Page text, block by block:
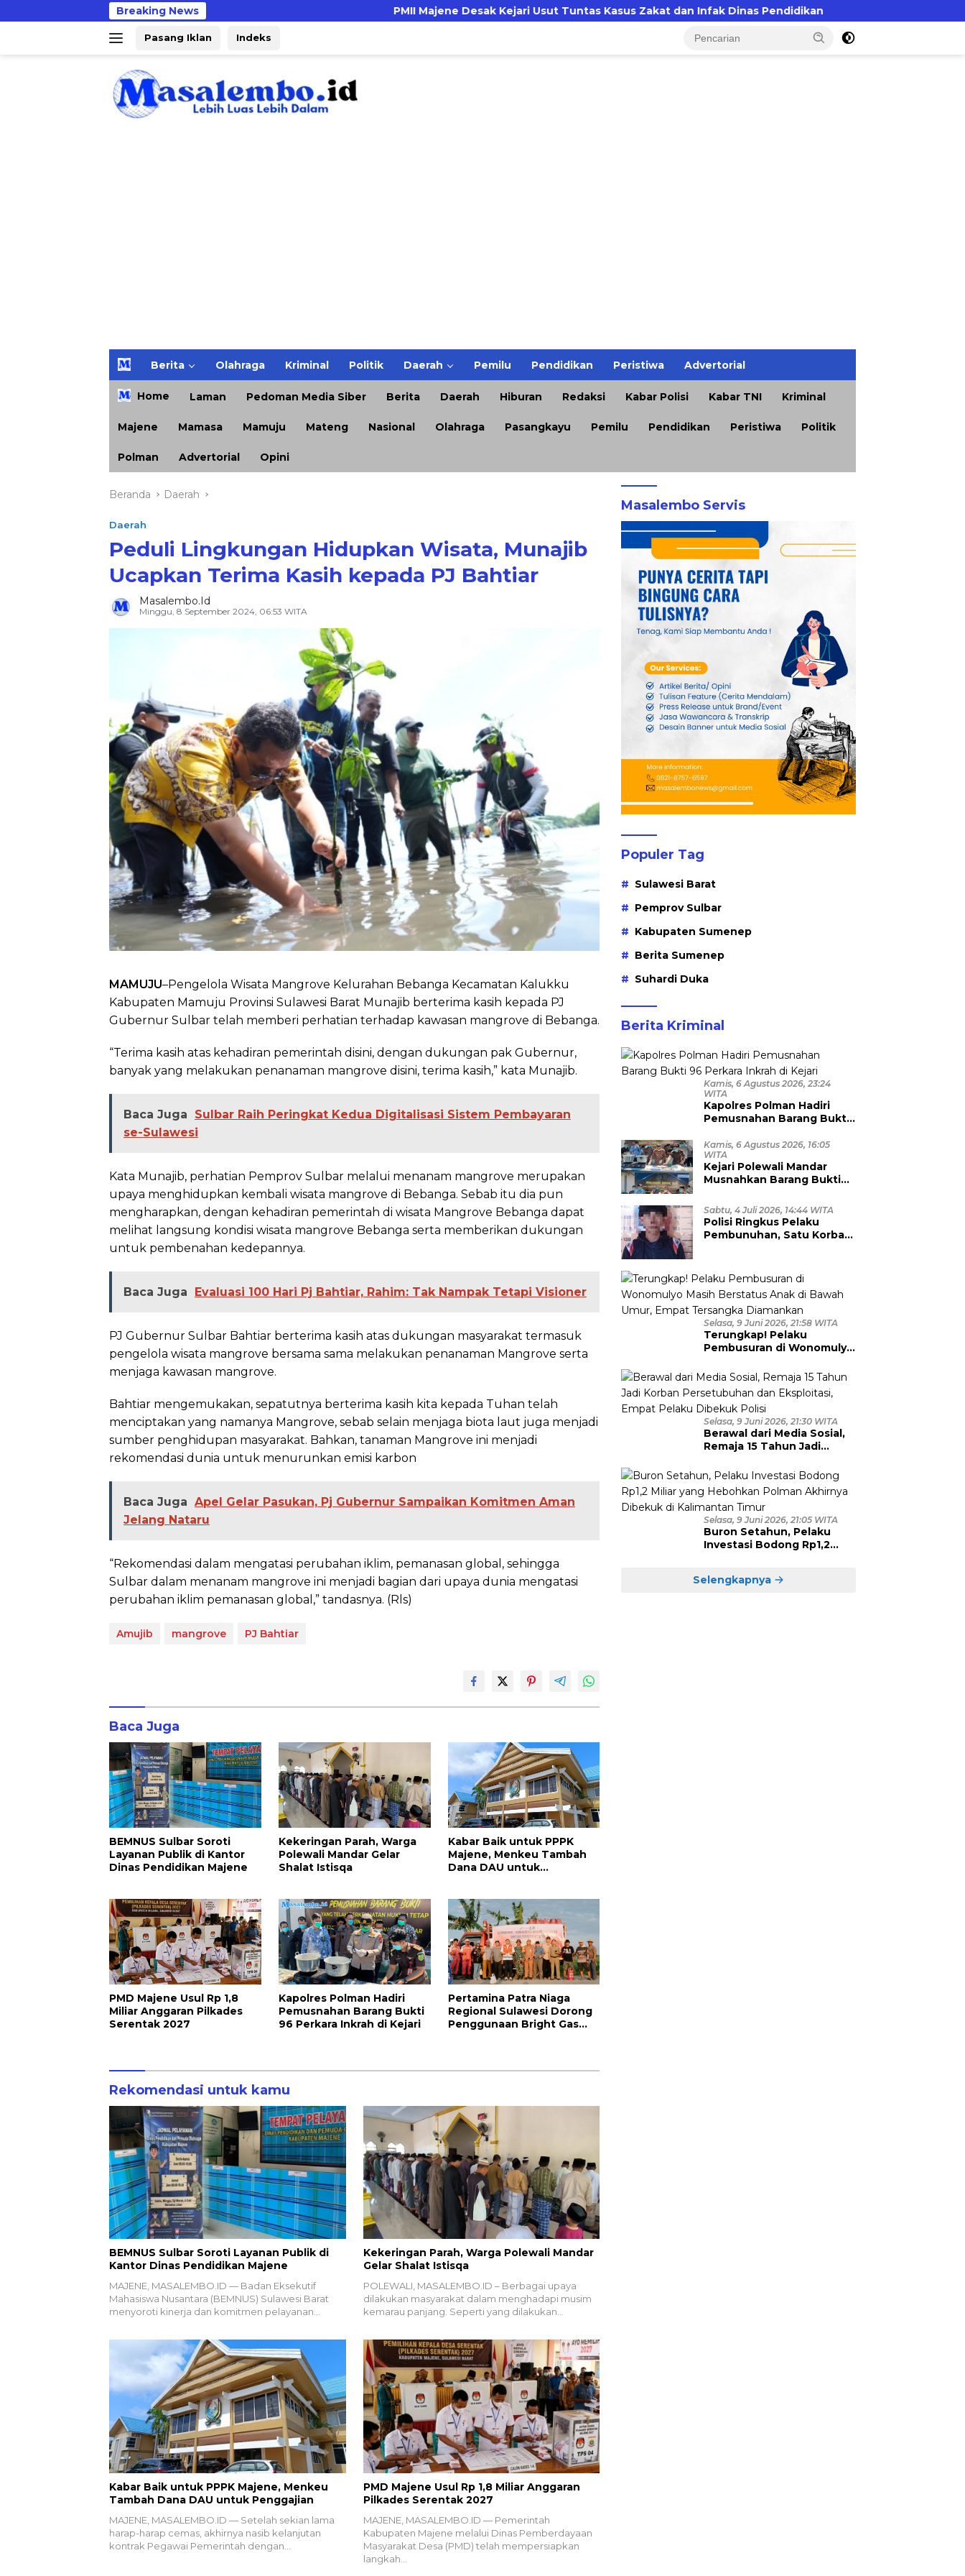
ke
Breaking News PMII Majene Desak Kejari Usut Tuntas Kasus Zakat dan Infak Dinas Pendidikan BEMNUS Sulbar Soroti Layanan
Pasang Iklan Indeks
H
m
e
Berita Olahraga Kriminal Politik Daerah Pemilu Pendidikan Peristiwa Advertorial
Home Laman Pedoman Media Siber Berita Daerah Hiburan Redaksi Kabar Polisi Kabar TNI Kriminal
Majene Mamasa Mamuju Mateng Nasional Olahraga Pasangkayu Pemilu Pendidikan Peristiwa Politik
Polman Advertorial Opini
Beranda Daerah
Daerah
Peduli Lingkungan Hidupkan Wisata, Munajib
Ucapkan Terima Kasih kepada PJ Bahtiar
Masalembo.id
Minggu, 8 September 2024, 06:53 WITA
MAMUJU–Pengelola Wisata Mangrove Kelurahan Bebanga Kecamatan Kalukku
Kabupaten Mamuju Provinsi Sulawesi Barat Munajib berterima kasih kepada PJ
Gubernur Sulbar telah memberi perhatian terhadap kawasan mangrove di Bebanga.
“Terima kasih atas kehadiran pemerintah disini, dengan dukungan pak Gubernur,
banyak yang melakukan penanaman mangrove disini, terima kasih,” kata Munajib.
Baca Juga
Sulbar Raih Peringkat Kedua Digitalisasi Sistem Pembayaran
se-Sulawesi
Kata Munajib, perhatian Pemprov Sulbar melalui menanam mangrove merupakan
upaya menghidupkan kembali wisata mangrove di Bebanga. Sebab itu dia pun
mengharapkan, dengan kehadiran pemerintah di wisata Mangrove Bebanga dapat
melihat langsung kondisi wisata mangrove Bebanga serta memberikan dukungan
untuk pembenahan kedepannya.
Baca Juga Evaluasi 100 Hari Pj Bahtiar, Rahim: Tak Nampak Tetapi Visioner
PJ Gubernur Sulbar Bahtiar berterima kasih atas dukungan masyarakat termasuk
pengelola wisata mangrove bersama sama melakukan penanaman Mangrove serta
menjaga kawasan mangrove.
Bahtiar mengemukakan, sepatutnya berterima kasih kita kepada Tuhan telah
menciptakan yang namanya Mangrove, sebab selain menjaga biota laut juga menjadi
sumber penghidupan masyarakat. Bahkan, tanaman Mangrove ini menjadi
rekomendasi dunia untuk menurunkan emisi karbon
Baca Juga Apel Gelar Pasukan, Pj Gubernur Sampaikan Komitmen Aman
Jelang Nataru
“Rekomendasi dalam mengatasi perubahan iklim, pemanasan global, sehingga
Sulbar dalam menanam mangrove ini menjadi bagian dari upaya dunia mengatasi
perubahan iklim pemanasan global,” tandasnya. (Rls)
Amujib mangrove PJ Bahtiar
Baca Juga
BEMNUS Sulbar Soroti
Layanan Publik di Kantor
Dinas Pendidikan Majene
Kekeringan Parah, Warga
Polewali Mandar Gelar
Shalat Istisqa
Kabar Baik untuk PPPK
Majene, Menkeu Tambah
Dana DAU untuk
PMD Majene Usul Rp 1,8
Miliar Anggaran Pilkades
Serentak 2027
Kapolres Polman Hadiri
Pemusnahan Barang Bukti
96 Perkara Inkrah di Kejari
Pertamina Patra Niaga
Regional Sulawesi Dorong
Penggunaan Bright Gas
Rekomendasi untuk kamu
BEMNUS Sulbar Soroti Layanan Publik di
Kantor Dinas Pendidikan Majene
MAJENE, MASALEMBO.ID — Badan Eksekutif
Mahasiswa Nusantara (BEMNUS) Sulawesi Barat
menyoroti kinerja dan komitmen pelayanan…
Kekeringan Parah, Warga Polewali Mandar
Gelar Shalat Istisqa
POLEWALI, MASALEMBO.ID – Berbagai upaya
dilakukan masyarakat dalam menghadapi musim
kemarau panjang. Seperti yang dilakukan…
Kabar Baik untuk PPPK Majene, Menkeu
Tambah Dana DAU untuk Penggajian
MAJENE, MASALEMBO.ID — Setelah sekian lama
harap-harap cemas, akhirnya nasib kelanjutan
kontrak Pegawai Pemerintah dengan…
PMD Majene Usul Rp 1,8 Miliar Anggaran
Pilkades Serentak 2027
MAJENE, MASALEMBO.ID — Pemerintah
Kabupaten Majene melalui Dinas Pemberdayaan
Masyarakat Desa (PMD) telah mempersiapkan
langkah…
Masalembo Servis
Populer Tag
Sulawesi Barat
Pemprov Sulbar
Kabupaten Sumenep
Berita Sumenep
Suhardi Duka
Berita Kriminal
Kamis, 6 Agustus 2026, 23:24
WITA
Kapolres Polman Hadiri
Pemusnahan Barang Bukti
Kamis, 6 Agustus 2026, 16:05
WITA
Kejari Polewali Mandar
Musnahkan Barang Bukti
hingga Ribuan Obat Ilegal
Dimusnahkan
Sabtu, 4 Juli 2026, 14:44 WITA
Polisi Ringkus Pelaku
Pembunuhan, Satu Korban
Selasa, 9 Juni 2026, 21:58 WITA
Terungkap! Pelaku
Pembusuran di Wonomulyo
Bawah Umur, Empat
Tersangka Diamankan
Selasa, 9 Juni 2026, 21:30 WITA
Berawal dari Media Sosial,
Remaja 15 Tahun Jadi
Eksploitasi, Empat Pelaku
Dibekuk Polisi
Selasa, 9 Juni 2026, 21:05 WITA
Buron Setahun, Pelaku
Investasi Bodong Rp1,2
di Kalimantan Timur
Selengkapnya